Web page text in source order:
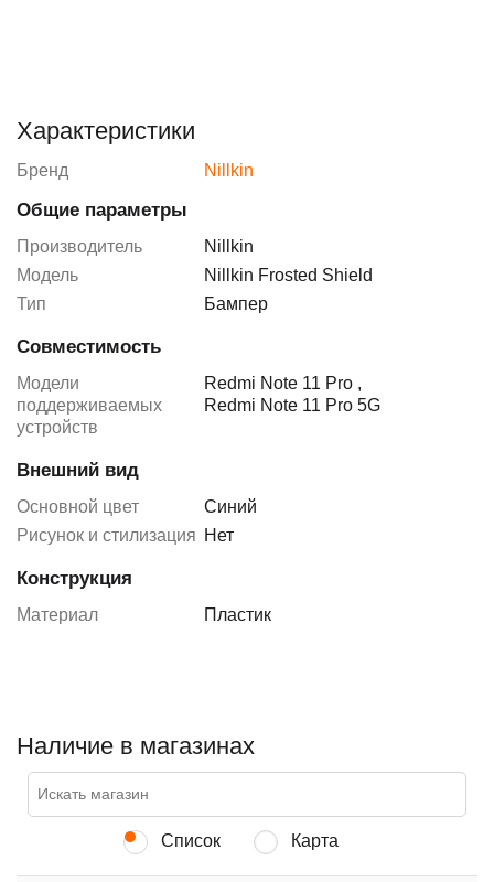
Характеристики
Бренд Nillkin
Общие параметры
Производитель
Nillkin
Модель
Nillkin Frosted Shield
Тип
Бампер
Совместимость
Модели
поддерживаемых
устройств
Redmi Note 11 Pro ,
Redmi Note 11 Pro 5G
Внешний вид
Основной цвет
Синий
Рисунок и стилизация Нет
Конструкция
Материал Пластик
Наличие в магазинах
Список Карта